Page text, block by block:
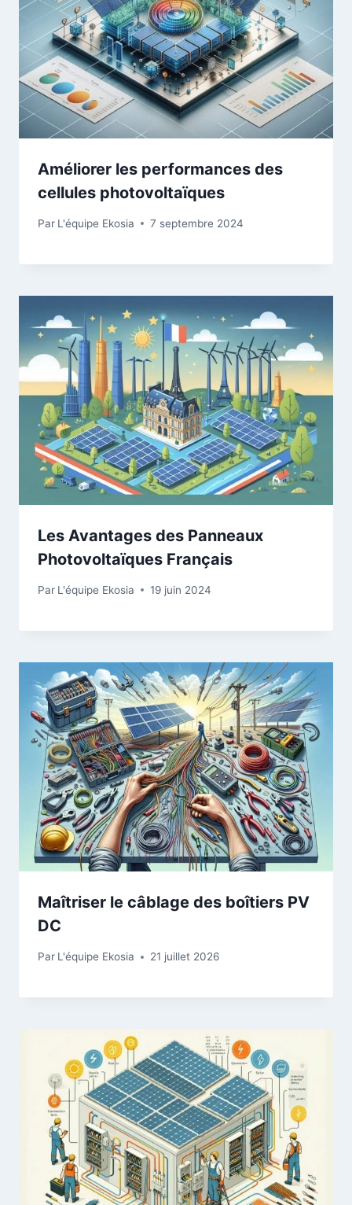
Améliorer les performances des
cellules photovoltaïques
Par L'équipe Ekosia 7 septembre 2024
Les Avantages des Panneaux
Photovoltaïques Français
Par L'équipe Ekosia 19 juin 2024
Maîtriser le câblage des boîtiers PV
DC
Par L'équipe Ekosia 21 juillet 2026